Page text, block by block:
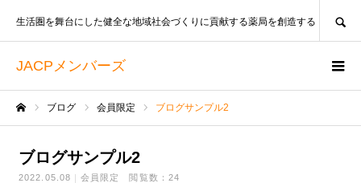
JACPメンバーズ
生活圏を舞台にした健全な地域社会づくりに貢献する薬局を創造する
ブログ 会員限定 ブログサンプル2
ブログサンプル2
2022.05.08 会員限定 閲覧数：24